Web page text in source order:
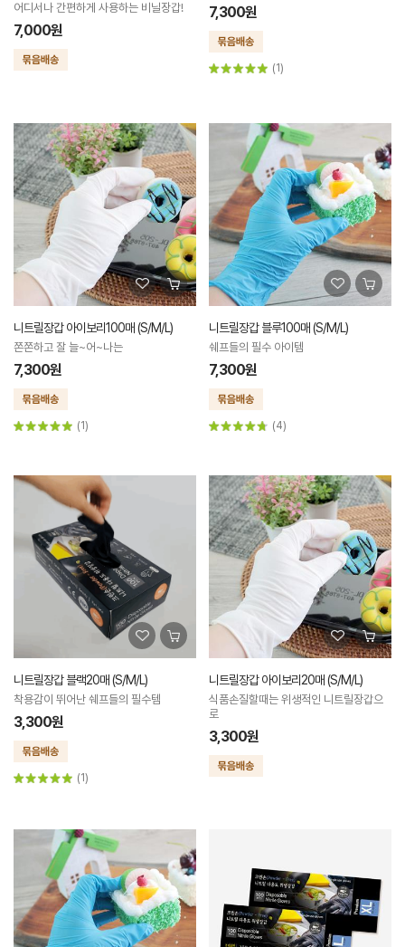
어디서나 간편하게 사용하는 비닐장갑!
7,000원
7,300원
(1)
니트릴장갑 아이보리100매 (S/M/L)
쫀쫀하고 잘 늘~어~나는
7,300원
(1)
니트릴장갑 블루100매 (S/M/L)
쉐프들의 필수 아이템
7,300원
(4)
니트릴장갑 블랙20매 (S/M/L)
착용감이 뛰어난 쉐프들의 필수템
3,300원
(1)
니트릴장갑 아이보리20매 (S/M/L)
식품손질할때는 위생적인 니트릴장갑으
로
3,300원